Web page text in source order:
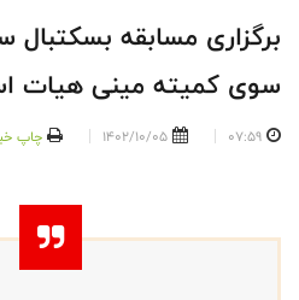
برگزاری مسابقه بسکتبال
سوی کمیته مینی هیات
07:59
1402/10/05 چاپ